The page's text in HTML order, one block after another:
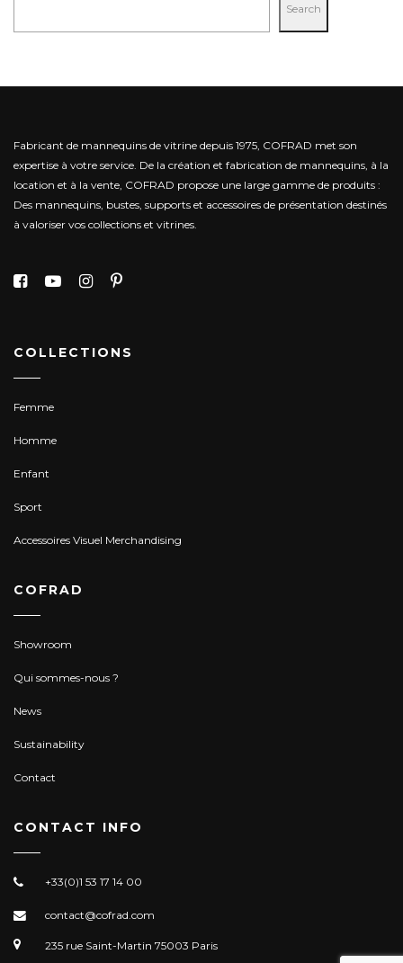
Search
Fabricant de mannequins de vitrine depuis 1975, COFRAD met son
expertise à votre service. De la création et fabrication de mannequins, à la
location et à la vente, COFRAD propose une large gamme de produits :
Des mannequins, bustes, supports et accessoires de présentation destinés
à valoriser vos collections et vitrines.
COLLECTIONS
Femme
Homme
Enfant
Sport
Accessoires Visuel Merchandising
COFRAD
Showroom
Qui sommes-nous ?
News
Sustainability
Contact
CONTACT INFO
+33(0)1 53 17 14 00
contact@cofrad.com
235 rue Saint-Martin 75003 Paris